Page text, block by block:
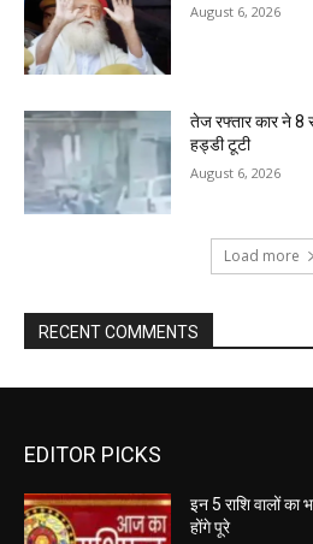
August 6, 2026
तेज रफ्तार कार ने 8
हड्डी टूटी
August 6, 2026
Load more
RECENT COMMENTS
EDITOR PICKS
इन 5 राशि वालों
होंगे पूरे